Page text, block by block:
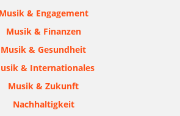
Musik & Engagement
Musik & Finanzen
Musik & Gesundheit
& Internationales
Musik & Zukunft
Nachhaltigkeit